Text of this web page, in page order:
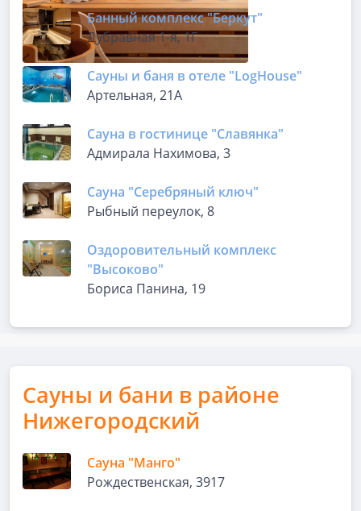
Банный комплекс "Беркут"
Дубравная 1-я, 1Г
Сауны и баня в отеле "LogHousе"
Артельная, 21А
Сауна в гостинице "Славянка"
Адмирала Нахимова, 3
Сауна "Серебряный ключ"
Рыбный переулок, 8
Оздоровительный комплекс
"Высоково"
Бориса Панина, 19
Сауны и бани в районе
Нижегородский
Сауна "Манго"
Рождественская, 3917